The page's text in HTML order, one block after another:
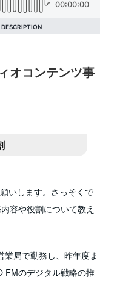
オコンテンツ事
いします。さっそくで
容や役割について教え
業局で勤務し、昨年度ま
FMのデジタル戦略の推